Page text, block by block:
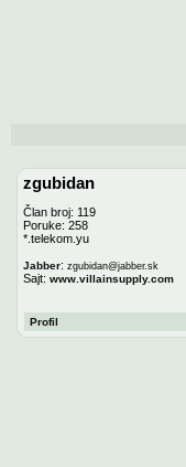
zgubidan
Član broj: 119
Poruke: 258
*.telekom.yu
Jabber: zgubidan@jabber.sk
Sajt: www.villainsupply.com
Profil